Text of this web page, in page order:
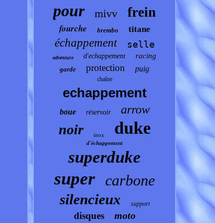
pour mivv frein
fourche brembo titane
échappement selle
adventure d'echappement racing
garde protection puig
chaîne
echappement
boue réservoir arrow
noir inox duke
d'échappement
superduke
super carbone
silencieux support
disques moto